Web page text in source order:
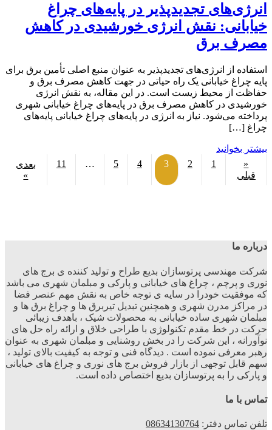
انرژی‌های تجدیدپذیر در پایه‌های چراغ
خیابانی: نقش انرژی خورشیدی در کاهش
مصرف برق
استفاده از انرژی‌های تجدیدپذیر به عنوان منبع اصلی تأمین برق برای
پایه‌ چراغ خیابانی یک راه حیاتی در جهت کاهش مصرف برق و
حفاظت از محیط زیست است. در این مقاله، به نقش انرژی
خورشیدی در کاهش مصرف برق در پایه‌های چراغ خیابانی شهری
پرداخته می‌شود. نیاز به انرژی در پایه‌های چراغ خیابانی پایه‌های
چراغ […]
بیشتر بخوانید
«
قبلی
1
2
3
4
5
…
11
بعدی
»
درباره ما
شرکت مهندسی پرتوسازان بدیع طراح و تولید کننده ی برج های
نوری و پرچم ، چراغ های خیابانی و پارکی و مبلمان شهری می باشد
که موفقیت خودرا در سایه ی توجه خاص به نقش مهم عنصر فضا
در مراکز مدرن شهری و همچنین تبدیل تیربرق ها و چراغ برق ها و
مبلمان شهری ساده خیابانی به محصولات شیک ، باهدف زیبائی
حرکت در خط مقدم تکنولوژی با طراحی خلاق و ارائه راه حل های
نوآورانه ، این شرکت را در بخش روشنایی و مبلمان شهری به عنوان
رهبر معرفی نموده است . دیدگاه فنی و توجه به کیفیت بالای تولید ،
سهم قابل توجهی از بازار فروش برج های نوری و چراغ های خیابانی
و پارکی را به پرتوسازان بدیع اختصاص داده است.
تماس با ما
تلفن تماس دفتر: 08634130764